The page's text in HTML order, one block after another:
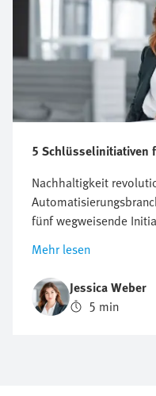
5 Schlüsselinitiativen
Nachhaltigkeit
fünf wegweisende
Unternehmen vor
aber auch Chancen für
bieten. Erfahren Sie,
Sachen Nachhaltigkeit
zukünftigen
Mehr lesen
Jessica Weber
5 min